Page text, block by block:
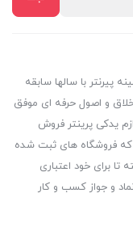
پیرنتر با سالها سابقه
و اصول حرفه ای موفق
یدکی پرینتر فروش
که فروشگاه های ثبت شده
تا برای خود اعتباری
و جواز کسب و کار